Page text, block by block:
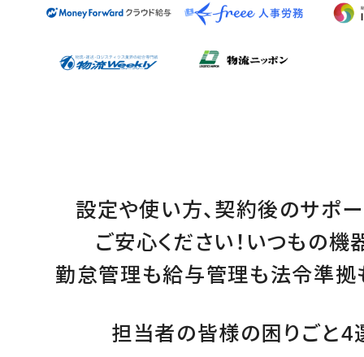
設定や使い方、 契約後のサポ
ご安心ください！ いつもの機
勤怠管理も給与管理も法令準拠
担当者の皆様の困りごと4